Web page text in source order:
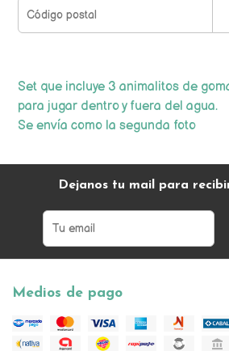
Set que incluye 3 animalitos de
para jugar dentro y fuera del agua.
Se envía como la segunda foto
Dejanos tu mail para
Medios de pago